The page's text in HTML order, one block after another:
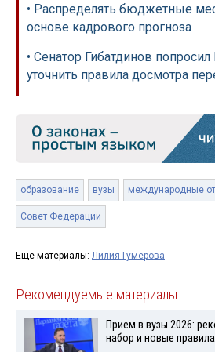
• Распределять бюджетные
основе кадрового прогноза
• Сенатор Гибатдинов
уточнить правила досмотра
образование вузы международные
Совет Федерации
Ещё материалы: Лилия Гумерова
Рекомендуемые материалы
Прием в вузы 2026:
набор и новые